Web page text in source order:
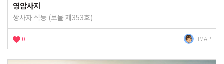
영암사지
쌍사자 석등 (보물 제353호)
0 HMAP